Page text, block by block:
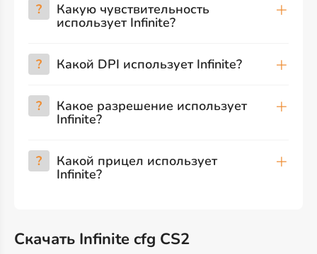
? Какую чувствительность
использует Infinite?
? Какой DPI использует Infinite?
? Какое разрешение использует
Infinite?
? Какой прицел использует
Infinite?
Скачать Infinite cfg CS2